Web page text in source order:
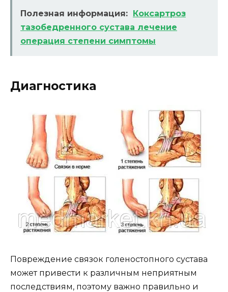
Полезная информация: Коксартроз
тазобедренного сустава лечение
операция степени симптомы
Диагностика
Повреждение связок голеностопного сустава
может привести к различным неприятным
последствиям, поэтому важно правильно и